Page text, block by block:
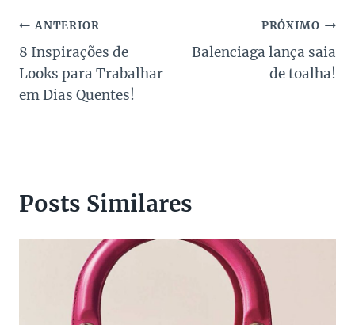
Navegação
de
Post
ANTERIOR
8 Inspirações de
Looks para Trabalhar
em Dias Quentes!
PRÓXIMO
Balenciaga lança saia
de toalha!
Posts Similares